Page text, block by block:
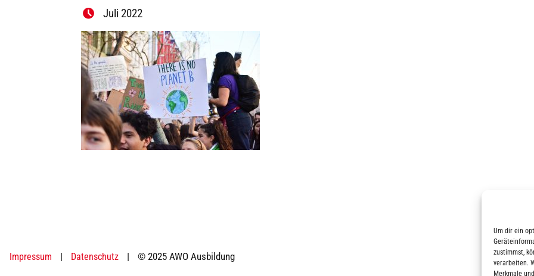
Um dir ein
zustimmst,
verarbeiten.
Merkmale
Juli 2022
Impressum | Datenschutz | © 2025 AWO Ausbildung